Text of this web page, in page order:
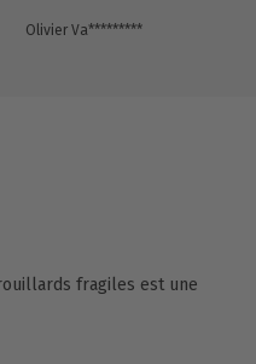
Olivier Va*********
fragiles est une